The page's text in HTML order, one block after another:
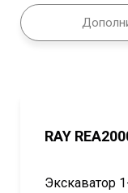
RAY
Экскаватор